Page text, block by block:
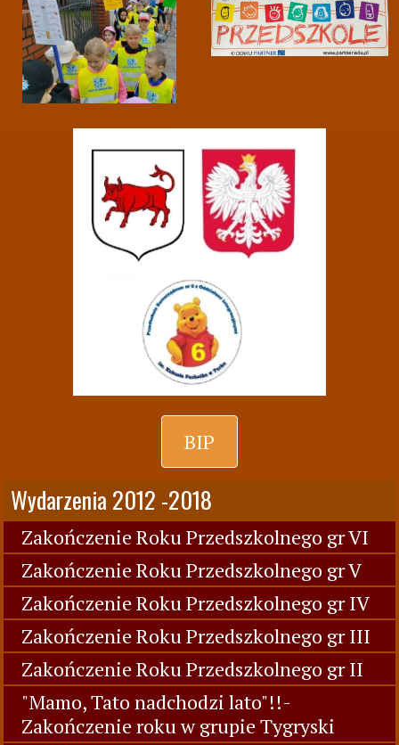
BIP
Wydarzenia 2012 -2018
Zakończenie Roku Przedszkolnego gr VI
Zakończenie Roku Przedszkolnego gr V
Zakończenie Roku Przedszkolnego gr IV
Zakończenie Roku Przedszkolnego gr III
Zakończenie Roku Przedszkolnego gr II
"Mamo, Tato nadchodzi lato"!!-
Zakończenie roku w grupie Tygryski